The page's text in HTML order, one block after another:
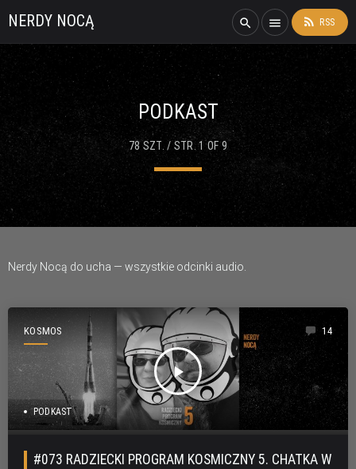
NERDY NOCĄ search menu rss_feed RSS
PODKAST
78 SZT. / STR. 1 OF 9
Nerdy Nocą do ucha — wszystkie odcinki audio.
KOSMOS
play_arrow
14
PODKAST
#073 RADZIECKI PROGRAM KOSMICZNY 5. CHATKA W